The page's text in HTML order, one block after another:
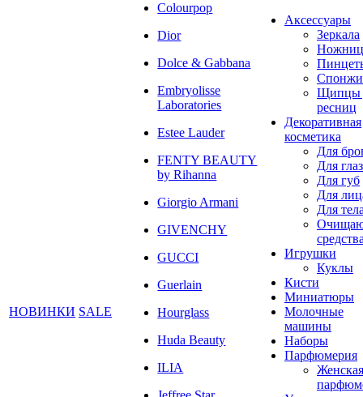
НОВИНКИ SALE
Colourpop
Dior
Dolce & Gabbana
Embryolisse
Laboratories
Estee Lauder
FENTY BEAUTY
by Rihanna
Giorgio Armani
GIVENCHY
GUCCI
Guerlain
Hourglass
Huda Beauty
ILIA
Аксессуары
Зеркала
Спонжи
Щипцы
ресниц
Декоративная
косметика
Для
Для глаз
Для губ
Для
Для
Игрушки
Куклы
Кисти
Миниатюры
Молочные
машины
Наборы
Парфюмерия
Женская